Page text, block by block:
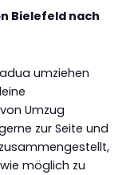
Bielefeld nach
umziehen
Umzug
zur Seite und
möglich zu